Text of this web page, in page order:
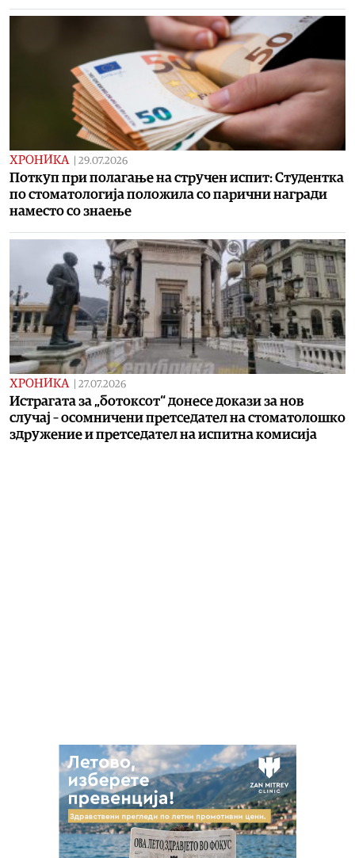
ХРОНИКА 29.07.2026
Поткуп при полагање на стручен испит: Студентка
по стоматологија положила со парични награди
наместо со знаење
ХРОНИКА 27.07.2026
Истрагата за „ботоксот“ донесе докази за нов
случај – осомничени претседател на стоматолошко
здружение и претседател на испитна комисија